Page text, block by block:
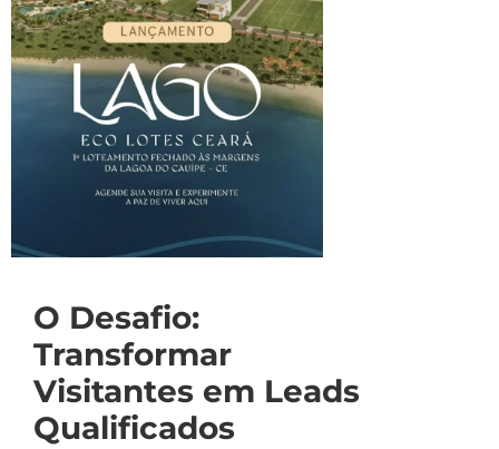
O Desafio:
Transformar
Visitantes em Leads
Qualificados